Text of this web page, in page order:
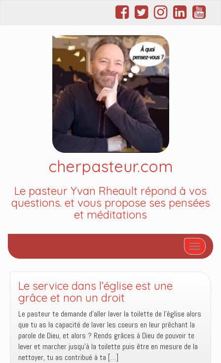
cherpasteur.com
Le pasteur Yvan Rheault répond à vos
questions. et vous propose ses pensées
et méditations
Afficher/
Le service dans l’église est une
grâce et non un droit
Le pasteur te demande d’aller laver la toilette de l’église alors
que tu as la capacité de laver les coeurs en leur prêchant la
parole de Dieu, et alors ? Rends grâces à Dieu de pouvoir te
lever et marcher jusqu’à la toilette puis être en mesure de la
nettoyer, tu as contribué à ta […]